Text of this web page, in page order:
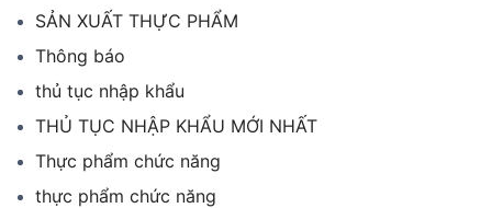
SẢN XUẤT THỰC PHẨM
Thông báo
thủ tục nhập khẩu
THỦ TỤC NHẬP KHẨU MỚI NHẤT
Thực phẩm chức năng
thực phẩm chức năng